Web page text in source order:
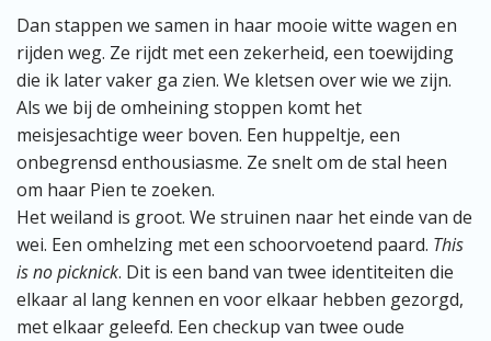
Dan stappen we samen in haar mooie witte wagen en
rijden weg. Ze rijdt met een zekerheid, een toewijding
die ik later vaker ga zien. We kletsen over wie we zijn.
Als we bij de omheining stoppen komt het
meisjesachtige weer boven. Een huppeltje, een
onbegrensd enthousiasme. Ze snelt om de stal heen
om haar Pien te zoeken.
Het weiland is groot. We struinen naar het einde van de
wei. Een omhelzing met een schoorvoetend paard. This
is no picknick. Dit is een band van twee identiteiten die
elkaar al lang kennen en voor elkaar hebben gezorgd,
met elkaar geleefd. Een checkup van twee oude